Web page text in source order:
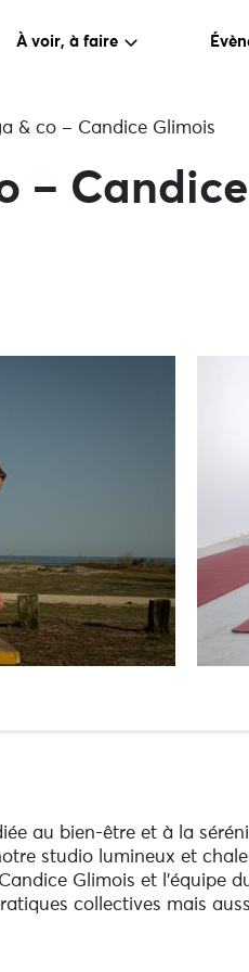
À voir, à faire
& co – Candice Glimois
–
au bien-être et à la
studio lumineux et
Glimois et l'équipe
collectives mais